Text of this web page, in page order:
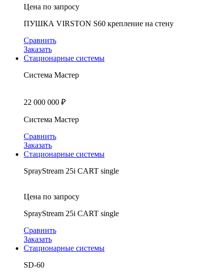
Цена по запросу
ПУШКА VIRSTON S60 крепление на стену
Сравнить
Заказать
Стационарные системы
Система Мастер
22 000 000 ₽
Система Мастер
Сравнить
Заказать
Стационарные системы
SprayStream 25i CART single
Цена по запросу
SprayStream 25i CART single
Сравнить
Заказать
Стационарные системы
SD-60